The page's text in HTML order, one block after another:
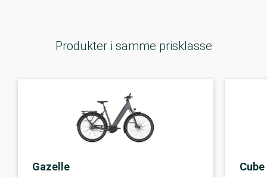
Produkter i samme prisklasse
Gazelle Cube